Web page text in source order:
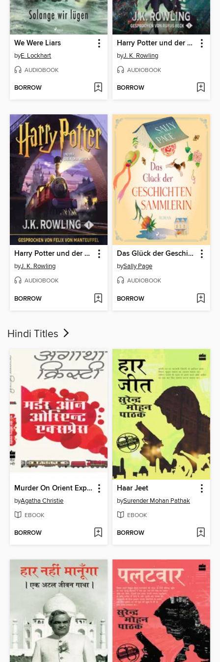
We Were Liars
byE. Lockhart
AUDIOBOOK
BORROW
Harry Potter und der Stein der Weisen
byJ. K. Rowling
AUDIOBOOK
BORROW
Harry Potter und der Stein der Weisen
byJ. K. Rowling
AUDIOBOOK
BORROW
Das Glück der Geschichtensammlerin
bySally Page
AUDIOBOOK
BORROW
Hindi Titles
Murder On Orient Express
byAgatha Christie
EBOOK
BORROW
Haar Jeet
bySurender Mohan Pathak
EBOOK
BORROW